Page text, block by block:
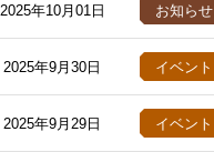
2025年10月01日 お知らせ
2025年9月30日 イベント
2025年9月29日 イベント